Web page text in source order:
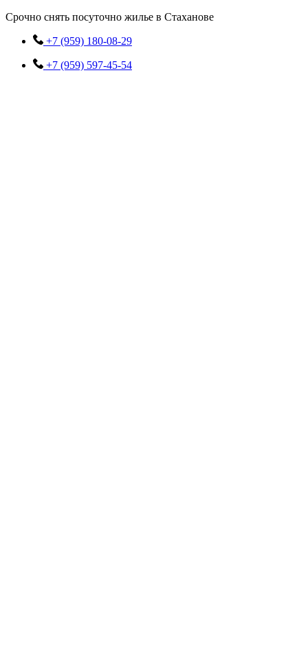
Перейти
содержимому
Срочно снять посуточно жилье в Стаханове
+7 (959) 180-08-29
+7 (959) 597-45-54